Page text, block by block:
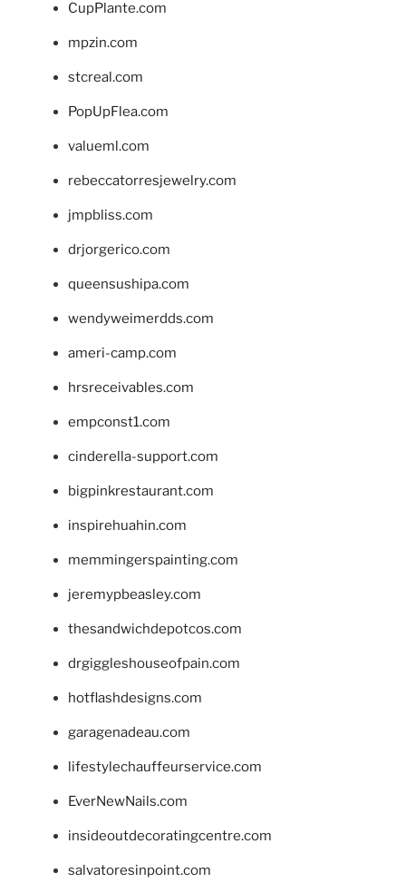
CupPlante.com
mpzin.com
stcreal.com
PopUpFlea.com
valueml.com
rebeccatorresjewelry.com
jmpbliss.com
drjorgerico.com
queensushipa.com
wendyweimerdds.com
ameri-camp.com
hrsreceivables.com
empconst1.com
cinderella-support.com
bigpinkrestaurant.com
inspirehuahin.com
memmingerspainting.com
jeremypbeasley.com
thesandwichdepotcos.com
drgiggleshouseofpain.com
hotflashdesigns.com
garagenadeau.com
lifestylechauffeurservice.com
EverNewNails.com
insideoutdecoratingcentre.com
salvatoresinpoint.com